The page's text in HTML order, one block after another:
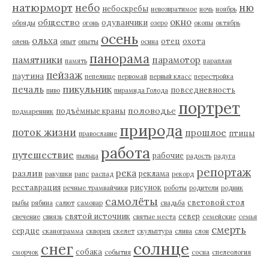
натюрморт небо небоскребы невозвратимое ночь ноябрь ню
обряды общество огонь одуванчики озеро окно окопы октябрь
олень ольха опыт опыты осень осина отец охота
памятники память панорама парамотор параплан
паутина пейзаж пепелище первомай первый класс перестройка
печаль пиво пикульник пирамида Голода повседневность
подмаренник подъёмные краны половодье портрет
поток жизни православие природа прошлое птицы
путешествие пыльца работа рабочие радость радуга
разлив ракушки рапс распад река реклама рекорд репортаж
реставрация речные трамвайчики рисунок роботы родители родник
рыбы рябина салют самовар самолёты свадьба световой стол
свечение свиязь святой источник святые места север семейские семья
сердце сканограмма скворец скелет скульптура слива слон смерть
сморчок снег собака события солнце сосна спелеология